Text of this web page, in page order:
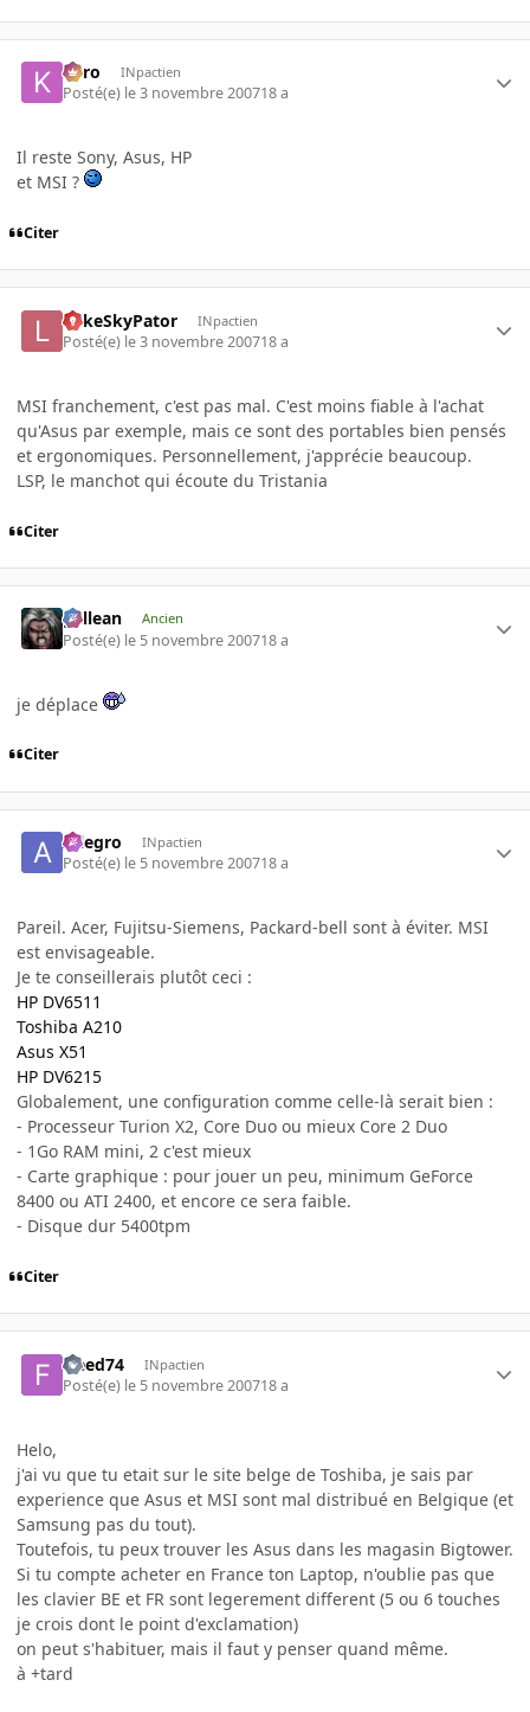
kyro INpactien
Posté(e) le 3 novembre 200718 a
Il reste Sony, Asus, HP
et MSI ?
Citer
LukeSkyPator INpactien
Posté(e) le 3 novembre 200718 a
MSI franchement, c'est pas mal. C'est moins fiable à l'achat
qu'Asus par exemple, mais ce sont des portables bien pensés
et ergonomiques. Personnellement, j'apprécie beaucoup.
LSP, le manchot qui écoute du Tristania
Citer
gallean Ancien
Posté(e) le 5 novembre 200718 a
je déplace
Citer
Allegro INpactien
Posté(e) le 5 novembre 200718 a
Pareil. Acer, Fujitsu-Siemens, Packard-bell sont à éviter. MSI
est envisageable.
Je te conseillerais plutôt ceci :
HP DV6511
Toshiba A210
Asus X51
HP DV6215
Globalement, une configuration comme celle-là serait bien :
- Processeur Turion X2, Core Duo ou mieux Core 2 Duo
- 1Go RAM mini, 2 c'est mieux
- Carte graphique : pour jouer un peu, minimum GeForce
8400 ou ATI 2400, et encore ce sera faible.
- Disque dur 5400tpm
Citer
freed74 INpactien
Posté(e) le 5 novembre 200718 a
Helo,
j'ai vu que tu etait sur le site belge de Toshiba, je sais par
experience que Asus et MSI sont mal distribué en Belgique (et
Samsung pas du tout).
Toutefois, tu peux trouver les Asus dans les magasin Bigtower.
Si tu compte acheter en France ton Laptop, n'oublie pas que
les clavier BE et FR sont legerement different (5 ou 6 touches
je crois dont le point d'exclamation)
on peut s'habituer, mais il faut y penser quand même.
à +tard